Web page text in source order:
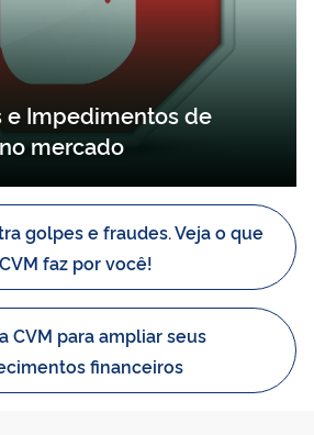
e Impedimentos de
mercado
golpes e fraudes. Veja o que
faz por você!
CVM para ampliar seus
financeiros